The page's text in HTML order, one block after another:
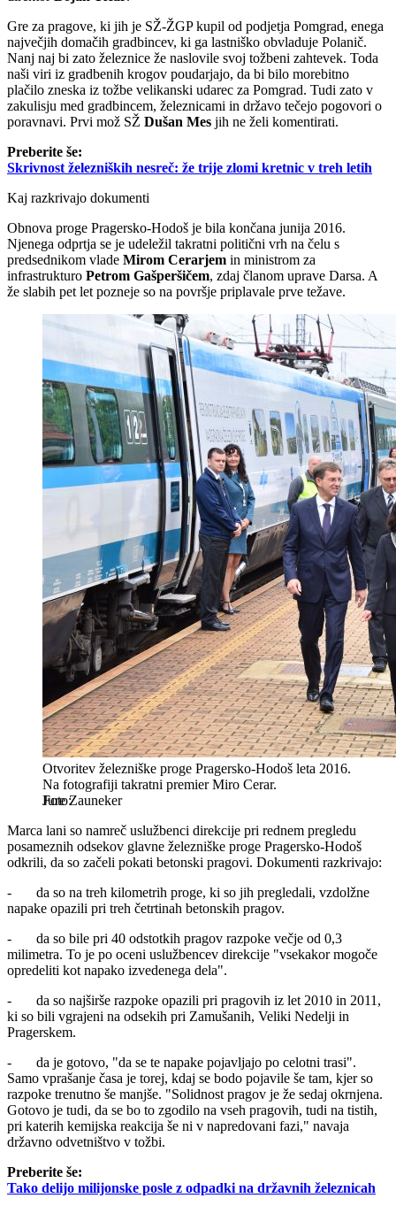
Gre za pragove, ki jih je SŽ-ŽGP kupil od podjetja Pomgrad, enega
največjih domačih gradbincev, ki ga lastniško obvladuje Polanič.
Nanj naj bi zato železnice že naslovile svoj tožbeni zahtevek. Toda
naši viri iz gradbenih krogov poudarjajo, da bi bilo morebitno
plačilo zneska iz tožbe velikanski udarec za Pomgrad. Tudi zato v
zakulisju med gradbincem, železnicami in državo tečejo pogovori o
poravnavi. Prvi mož SŽ Dušan Mes jih ne želi komentirati.
Preberite še:
Skrivnost železniških nesreč: že trije zlomi kretnic v treh letih
Kaj razkrivajo dokumenti
Obnova proge Pragersko-Hodoš je bila končana junija 2016.
Njenega odprtja se je udeležil takratni politični vrh na čelu s
predsednikom vlade Mirom Cerarjem in ministrom za
infrastrukturo Petrom Gašperšičem, zdaj članom uprave Darsa. A
že slabih pet let pozneje so na površje priplavale prve težave.
Otvoritev železniške proge Pragersko-Hodoš leta 2016.
Na fotografiji takratni premier Miro Cerar.
Jure Zauneker
Marca lani so namreč uslužbenci direkcije pri rednem pregledu
posameznih odsekov glavne železniške proge Pragersko-Hodoš
odkrili, da so začeli pokati betonski pragovi. Dokumenti razkrivajo:
- da so na treh kilometrih proge, ki so jih pregledali, vzdolžne
napake opazili pri treh četrtinah betonskih pragov.
- da so bile pri 40 odstotkih pragov razpoke večje od 0,3
milimetra. To je po oceni uslužbencev direkcije "vsekakor mogoče
opredeliti kot napako izvedenega dela".
- da so najširše razpoke opazili pri pragovih iz let 2010 in 2011,
ki so bili vgrajeni na odsekih pri Zamušanih, Veliki Nedelji in
Pragerskem.
- da je gotovo, "da se te napake pojavljajo po celotni trasi".
Samo vprašanje časa je torej, kdaj se bodo pojavile še tam, kjer so
razpoke trenutno še manjše. "Solidnost pragov je že sedaj okrnjena.
Gotovo je tudi, da se bo to zgodilo na vseh pragovih, tudi na tistih,
pri katerih kemijska reakcija še ni v napredovani fazi," navaja
državno odvetništvo v tožbi.
Preberite še:
Tako delijo milijonske posle z odpadki na državnih železnicah